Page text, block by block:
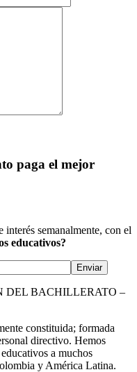
paga el mejor
semanalmente, con el
educativos?
constituida; formada
directivo. Hemos
a muchos
y América Latina.